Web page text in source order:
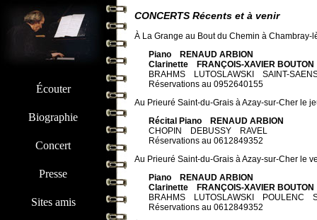
Écouter
Biographie
Concert
Presse
Sites amis
CONCERTS Récents et à venir
À La Grange au Bout du Chemin à
Piano RENAUD ARBION
Clarinette FRANÇOIS-XAVIER BOUTON
BRAHMS LUTOSLAWSKI SAINT-
Réservations au 0952640155
Au Prieuré Saint-du-Grais à Azay-sur-Cher le
Récital Piano RENAUD ARBION
CHOPIN DEBUSSY RAVEL
Réservations au 0612849352
Au Prieuré Saint-du-Grais à Azay-sur-Cher le
Piano RENAUD ARBION
Clarinette FRANÇOIS-XAVIER BOUTON
BRAHMS LUTOSLAWSKI POULENC
Réservations au 0612849352